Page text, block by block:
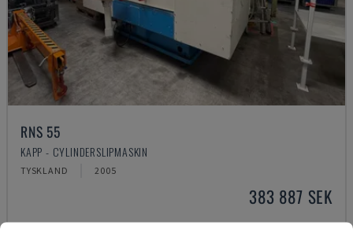
RNS 55
KAPP - CYLINDERSLIPMASKIN
TYSKLAND 2005
383 887 SEK